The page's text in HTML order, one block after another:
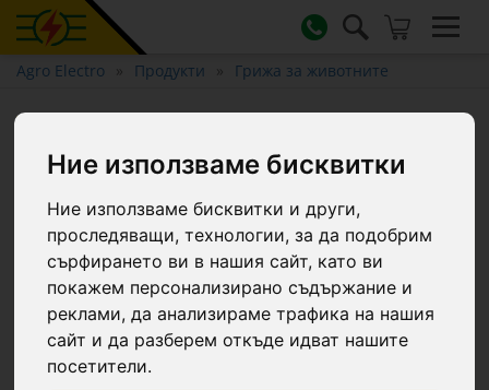
Ние използваме бисквитки
Ние използваме бисквитки и други,
проследяващи, технологии, за да подобрим
сърфирането ви в нашия сайт, като ви
покажем персонализирано съдържание и
реклами, да анализираме трафика на нашия
сайт и да разберем откъде идват нашите
посетители.
Agro Electro Продукти Грижа за животните